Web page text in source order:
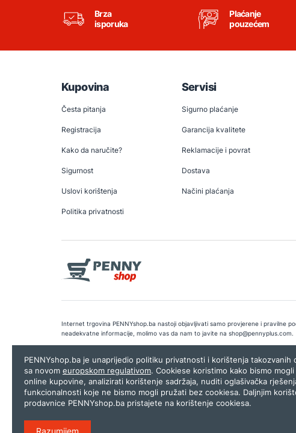
Brza
isporuka
Plaćanje
pouzećem
Kupovina
Česta pitanja
Registracija
Kako da naručite?
Sigurnost
Uslovi korištenja
Politika privatnosti
Servisi
Sigurno plaćanje
Garancija kvalitete
Reklamacije i povrat
Dostava
Načini plaćanja
Internet trgovina PENNYshop.ba nastoji objavljivati samo provjerene i pravilne
neadekvatne informacije, molimo vas da nam to javite na shop@pennyplus.com.
Copyright © 2026.Penny plus d.o.o. Sarajevo.Dizajn i programiranje:
PENNYshop.ba je unaprijedio politiku privatnosti i korištenja takozvanih
sa novom europskom regulativom. Cookiese koristimo kako bismo
online kupovine, analizirati korištenje sadržaja, nuditi oglašivačka
funkcionalnosti koje ne bismo mogli pružati bez cookiesa. Daljnjim
prodavnice PENNYshop.ba pristajete na korištenje cookiesa.
Razumijem